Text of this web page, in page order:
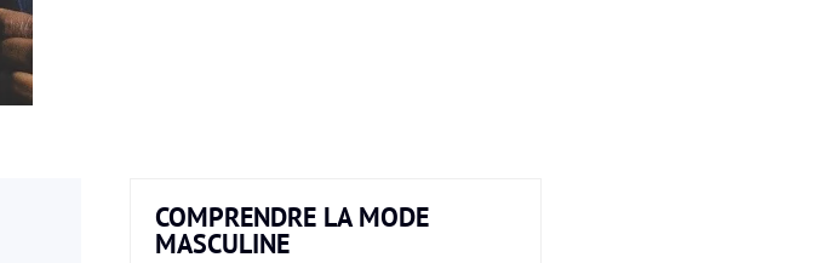
COMPRENDRE LA MODE
MASCULINE